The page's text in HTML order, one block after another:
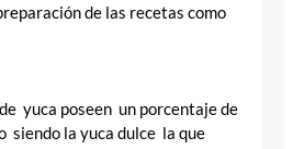
de las recetas como
yuca poseen un porcentaje de
siendo la yuca dulce la que